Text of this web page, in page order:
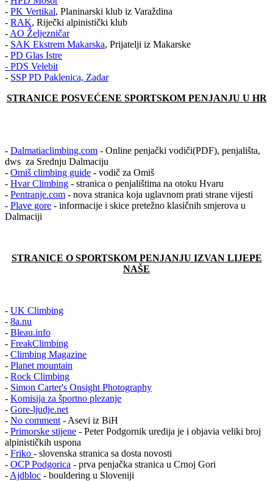
- PK Vertikal, Planinarski klub iz Varaždina
- RAK, Riječki alpinistički klub
- AO Željezničar
- SAK Ekstrem Makarska, Prijatelji iz Makarske
- PD Glas Istre
- PDS Velebit
- SSP PD Paklenica, Zadar
STRANICE POSVEĆENE SPORTSKOM PENJANJU U HR
- Dalmatiaclimbing.com - Online penjački vodiči(PDF), penjališta,
dws za Srednju Dalmaciju
- Omiš climbing guide - vodič za Omiš
- Hvar Climbing - stranica o penjalištima na otoku Hvaru
- Pentranje.com - nova stranica koja uglavnom prati strane vijesti
- Plave gore - informacije i skice pretežno klasičnih smjerova u
Dalmaciji
STRANICE O SPORTSKOM PENJANJU IZVAN LIJEPE
NAŠE
- UK Climbing
- 8a.nu
- Bleau.info
- FreakClimbing
- Climbing Magazine
- Planet mountain
- Rock Climbing
- Simon Carter's Onsight Photography
- Komisija za športno plezanje
- Gore-ljudje.net
- No comment - Asevi iz BiH
- Primorske stijene - Peter Podgornik uredija je i objavia veliki broj
alpinističkih uspona
- Friko - slovenska stranica sa dosta novosti
- OCP Podgorica - prva penjačka stranica u Crnoj Gori
- Ajdbloc - bouldering u Sloveniji